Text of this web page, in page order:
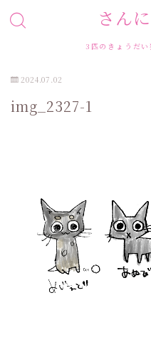
さん
3匹のきょうだ
2024.07.02
img_2327-1